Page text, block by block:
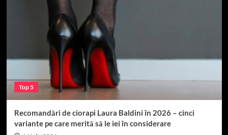
Top 5
Recomandări de ciorapi Laura Baldini în 2026 – cinci
variante pe care merită să le iei în considerare